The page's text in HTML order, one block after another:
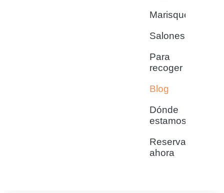
Marisquería
Salones
Para
recoger
Blog
Dónde
estamos
Reservar
ahora